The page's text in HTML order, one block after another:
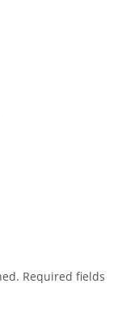
Required fields